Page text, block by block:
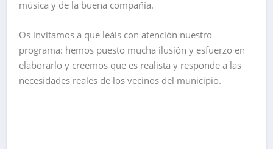
música y de la buena compañía.
Os invitamos a que leáis con atención nuestro
programa: hemos puesto mucha ilusión y esfuerzo en
elaborarlo y creemos que es realista y responde a las
necesidades reales de los vecinos del municipio.